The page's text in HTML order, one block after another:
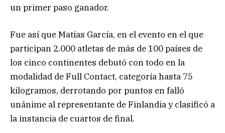
un primer paso ganador.
Fue así que Matías García, en el evento en el que
participan 2.000 atletas de más de 100 países de
los cinco continentes debutó con todo en la
modalidad de Full Contact, categoría hasta 75
kilogramos, derrotando por puntos en falló
unánime al representante de Finlandia y clasificó a
la instancia de cuartos de final.